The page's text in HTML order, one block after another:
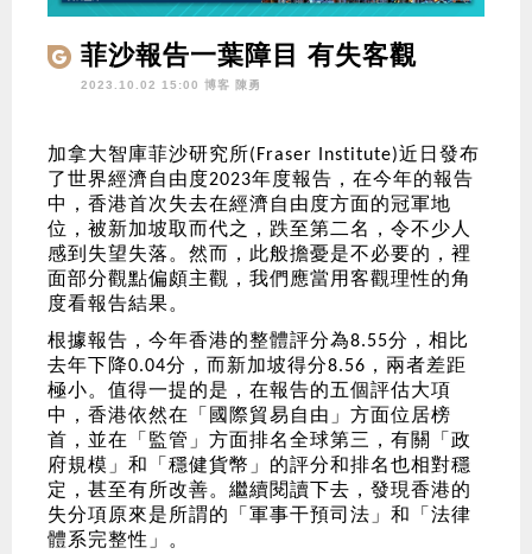
菲沙報告一葉障目 有失客觀
2023.10.02 15:00 博客 陳勇
加拿大智庫菲沙研究所(Fraser Institute)近日發布
了世界經濟自由度2023年度報告，在今年的報告
中，香港首次失去在經濟自由度方面的冠軍地
位，被新加坡取而代之，跌至第二名，令不少人
感到失望失落。然而，此般擔憂是不必要的，裡
面部分觀點偏頗主觀，我們應當用客觀理性的角
度看報告結果。
根據報告，今年香港的整體評分為8.55分，相比
去年下降0.04分，而新加坡得分8.56 ，兩者差距
極小。值得一提的是，在報告的五個評估大項
中，香港依然在「國際貿易自由」方面位居榜
首，並在「監管」方面排名全球第三，有關「政
府規模」和「穩健貨幣」的評分和排名也相對穩
定，甚至有所改善。繼續閱讀下去，發現香港的
失分項原來是所謂的「軍事干預司法」和「法律
體系完整性」。